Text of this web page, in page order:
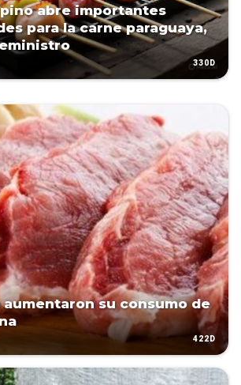
abre importantes
para la carne paraguaya,
330D
aumentaron su consumo de
422D